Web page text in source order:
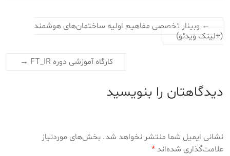
← وبینار تخصصی مفاهیم اولیه ساختمان‌های هوشمند
(+لینک ویدئو)
کارگاه آموزشی دوره FT_IR →
دیدگاهتان را بنویسید
نشانی ایمیل شما منتشر نخواهد شد. بخش‌های موردنیاز
علامت‌گذاری شده‌اند*